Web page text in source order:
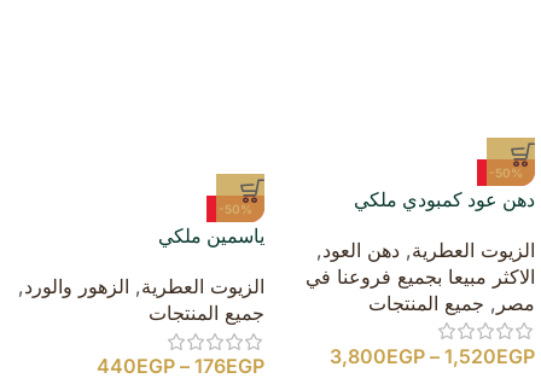
-50%
دهن عود كمبودي ملكي
الزيوت العطرية, دهن العود,
الاكثر مبيعا بجميع فروعنا في
مصر , جميع المنتجات
1,520EGP
–
3,800EGP
-50%
ياسمين ملكي
الزيوت العطرية, الزهور والورد,
جميع المنتجات
176EGP
–
440EGP